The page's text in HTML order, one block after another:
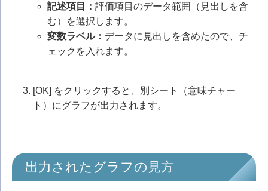
記述項目： 評価項目のデータ範囲（見出しを含
む）を選択します。
変数ラベル： データに見出しを含めたので、チ
ェックを入れます。
[OK] をクリックすると、別シート（意味チャー
ト）にグラフが出力されます。
出力されたグラフの見方